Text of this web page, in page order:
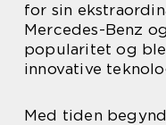
for sin
Mercedes-Benz
popularitet og
innovative
Med tiden